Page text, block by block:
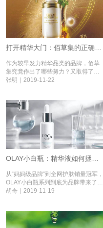
作为较早发力精华品类的品牌，佰草
集究竟作出了哪些努力？又取得了什
么样的成绩？
张明｜2019-11-22
从“妈妈级品牌”到全网护肤销量冠军，
OLAY小白瓶系列到底为品牌带来了什
么？
胡奇｜2019-11-19